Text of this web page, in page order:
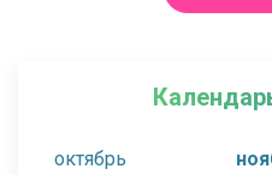
октябрь